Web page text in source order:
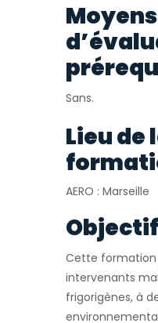
Moyens
Sans.
Lieu de
AERO : Marseille
Cette formation
intervenants
frigorigènes, à